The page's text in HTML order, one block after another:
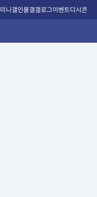
미니갤인물갤갤로그이벤트디시콘